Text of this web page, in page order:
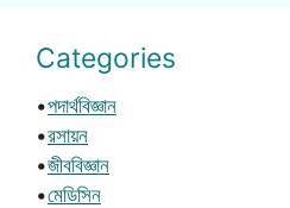
Categories
•পদার্থবিজ্ঞান
•রসায়ন
•জীববিজ্ঞান
•মেডিসিন